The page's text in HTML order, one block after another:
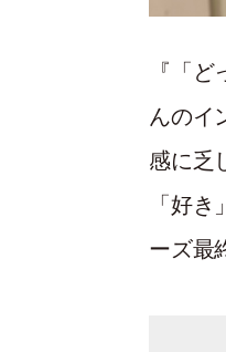
『「
んのイ
感に乏
「好
ーズ最